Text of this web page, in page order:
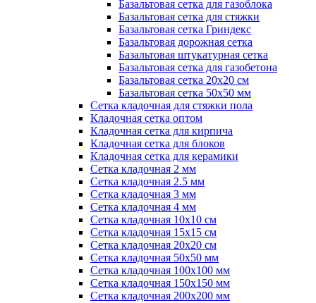
Базальтовая сетка для газоблока
Базальтовая сетка для стяжки
Базальтовая сетка Гриндекс
Базальтовая дорожная сетка
Базальтовая штукатурная сетка
Базальтовая сетка для газобетона
Базальтовая сетка 20x20 см
Базальтовая сетка 50x50 мм
Сетка кладочная для стяжки пола
Кладочная сетка оптом
Кладочная сетка для кирпича
Кладочная сетка для блоков
Кладочная сетка для керамики
Сетка кладочная 2 мм
Сетка кладочная 2.5 мм
Сетка кладочная 3 мм
Сетка кладочная 4 мм
Сетка кладочная 10x10 см
Сетка кладочная 15x15 см
Сетка кладочная 20x20 см
Сетка кладочная 50x50 мм
Сетка кладочная 100x100 мм
Сетка кладочная 150x150 мм
Сетка кладочная 200x200 мм